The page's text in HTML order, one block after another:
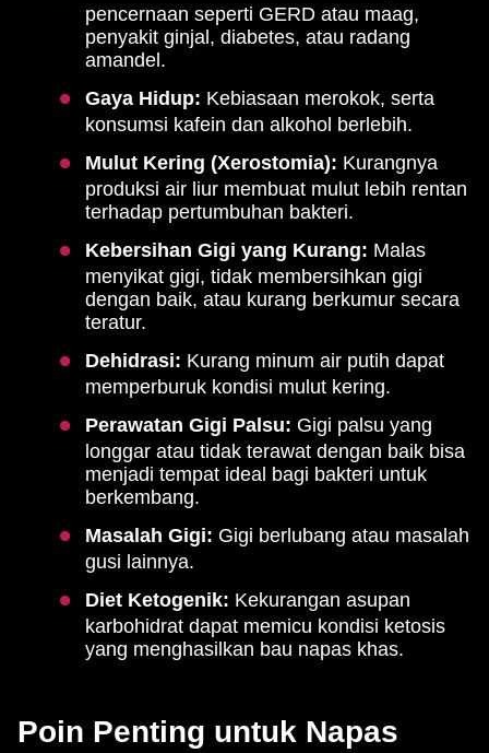
pencernaan seperti GERD atau maag,
penyakit ginjal, diabetes, atau radang
amandel.
Gaya Hidup: Kebiasaan merokok, serta
konsumsi kafein dan alkohol berlebih.
Mulut Kering (Xerostomia): Kurangnya
produksi air liur membuat mulut lebih rentan
terhadap pertumbuhan bakteri.
Kebersihan Gigi yang Kurang: Malas
menyikat gigi, tidak membersihkan gigi
dengan baik, atau kurang berkumur secara
teratur.
Dehidrasi: Kurang minum air putih dapat
memperburuk kondisi mulut kering.
Perawatan Gigi Palsu: Gigi palsu yang
longgar atau tidak terawat dengan baik bisa
menjadi tempat ideal bagi bakteri untuk
berkembang.
Masalah Gigi: Gigi berlubang atau masalah
gusi lainnya.
Diet Ketogenik: Kekurangan asupan
karbohidrat dapat memicu kondisi ketosis
yang menghasilkan bau napas khas.
Poin Penting untuk Napas